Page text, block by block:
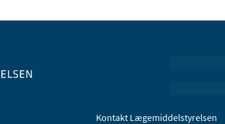
Kontakt Lægemiddelstyrelsen